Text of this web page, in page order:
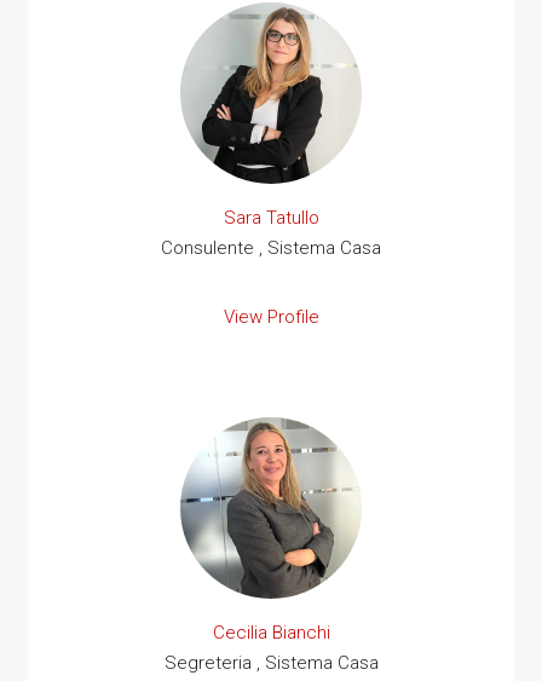
Sara Tatullo
Consulente , Sistema Casa
View Profile
Cecilia Bianchi
Segreteria , Sistema Casa